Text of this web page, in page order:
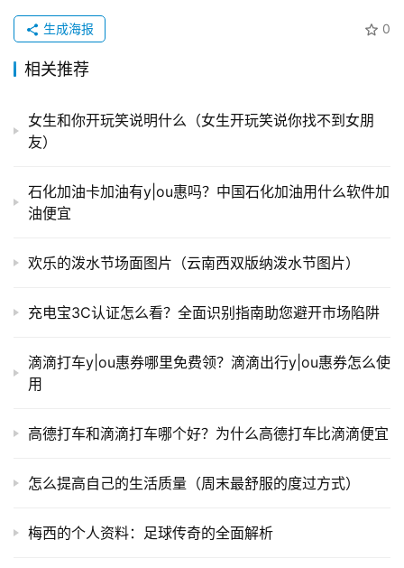
0
生成海报
相关推荐
女生和你开玩笑说明什么（女生开玩笑说你找不到女朋
友）
石化加油卡加油有y|ou惠吗？中国石化加油用什么软件加
油便宜
欢乐的泼水节场面图片（云南西双版纳泼水节图片）
充电宝3C认证怎么看？全面识别指南助您避开市场陷阱
滴滴打车y|ou惠券哪里免费领？滴滴出行y|ou惠券怎么使
用
高德打车和滴滴打车哪个好？为什么高德打车比滴滴便宜
怎么提高自己的生活质量（周末最舒服的度过方式）
梅西的个人资料：足球传奇的全面解析